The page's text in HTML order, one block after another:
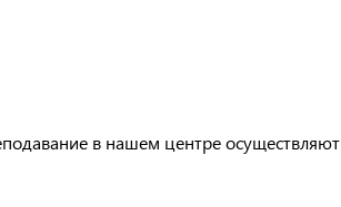
в нашем центре осуществляют